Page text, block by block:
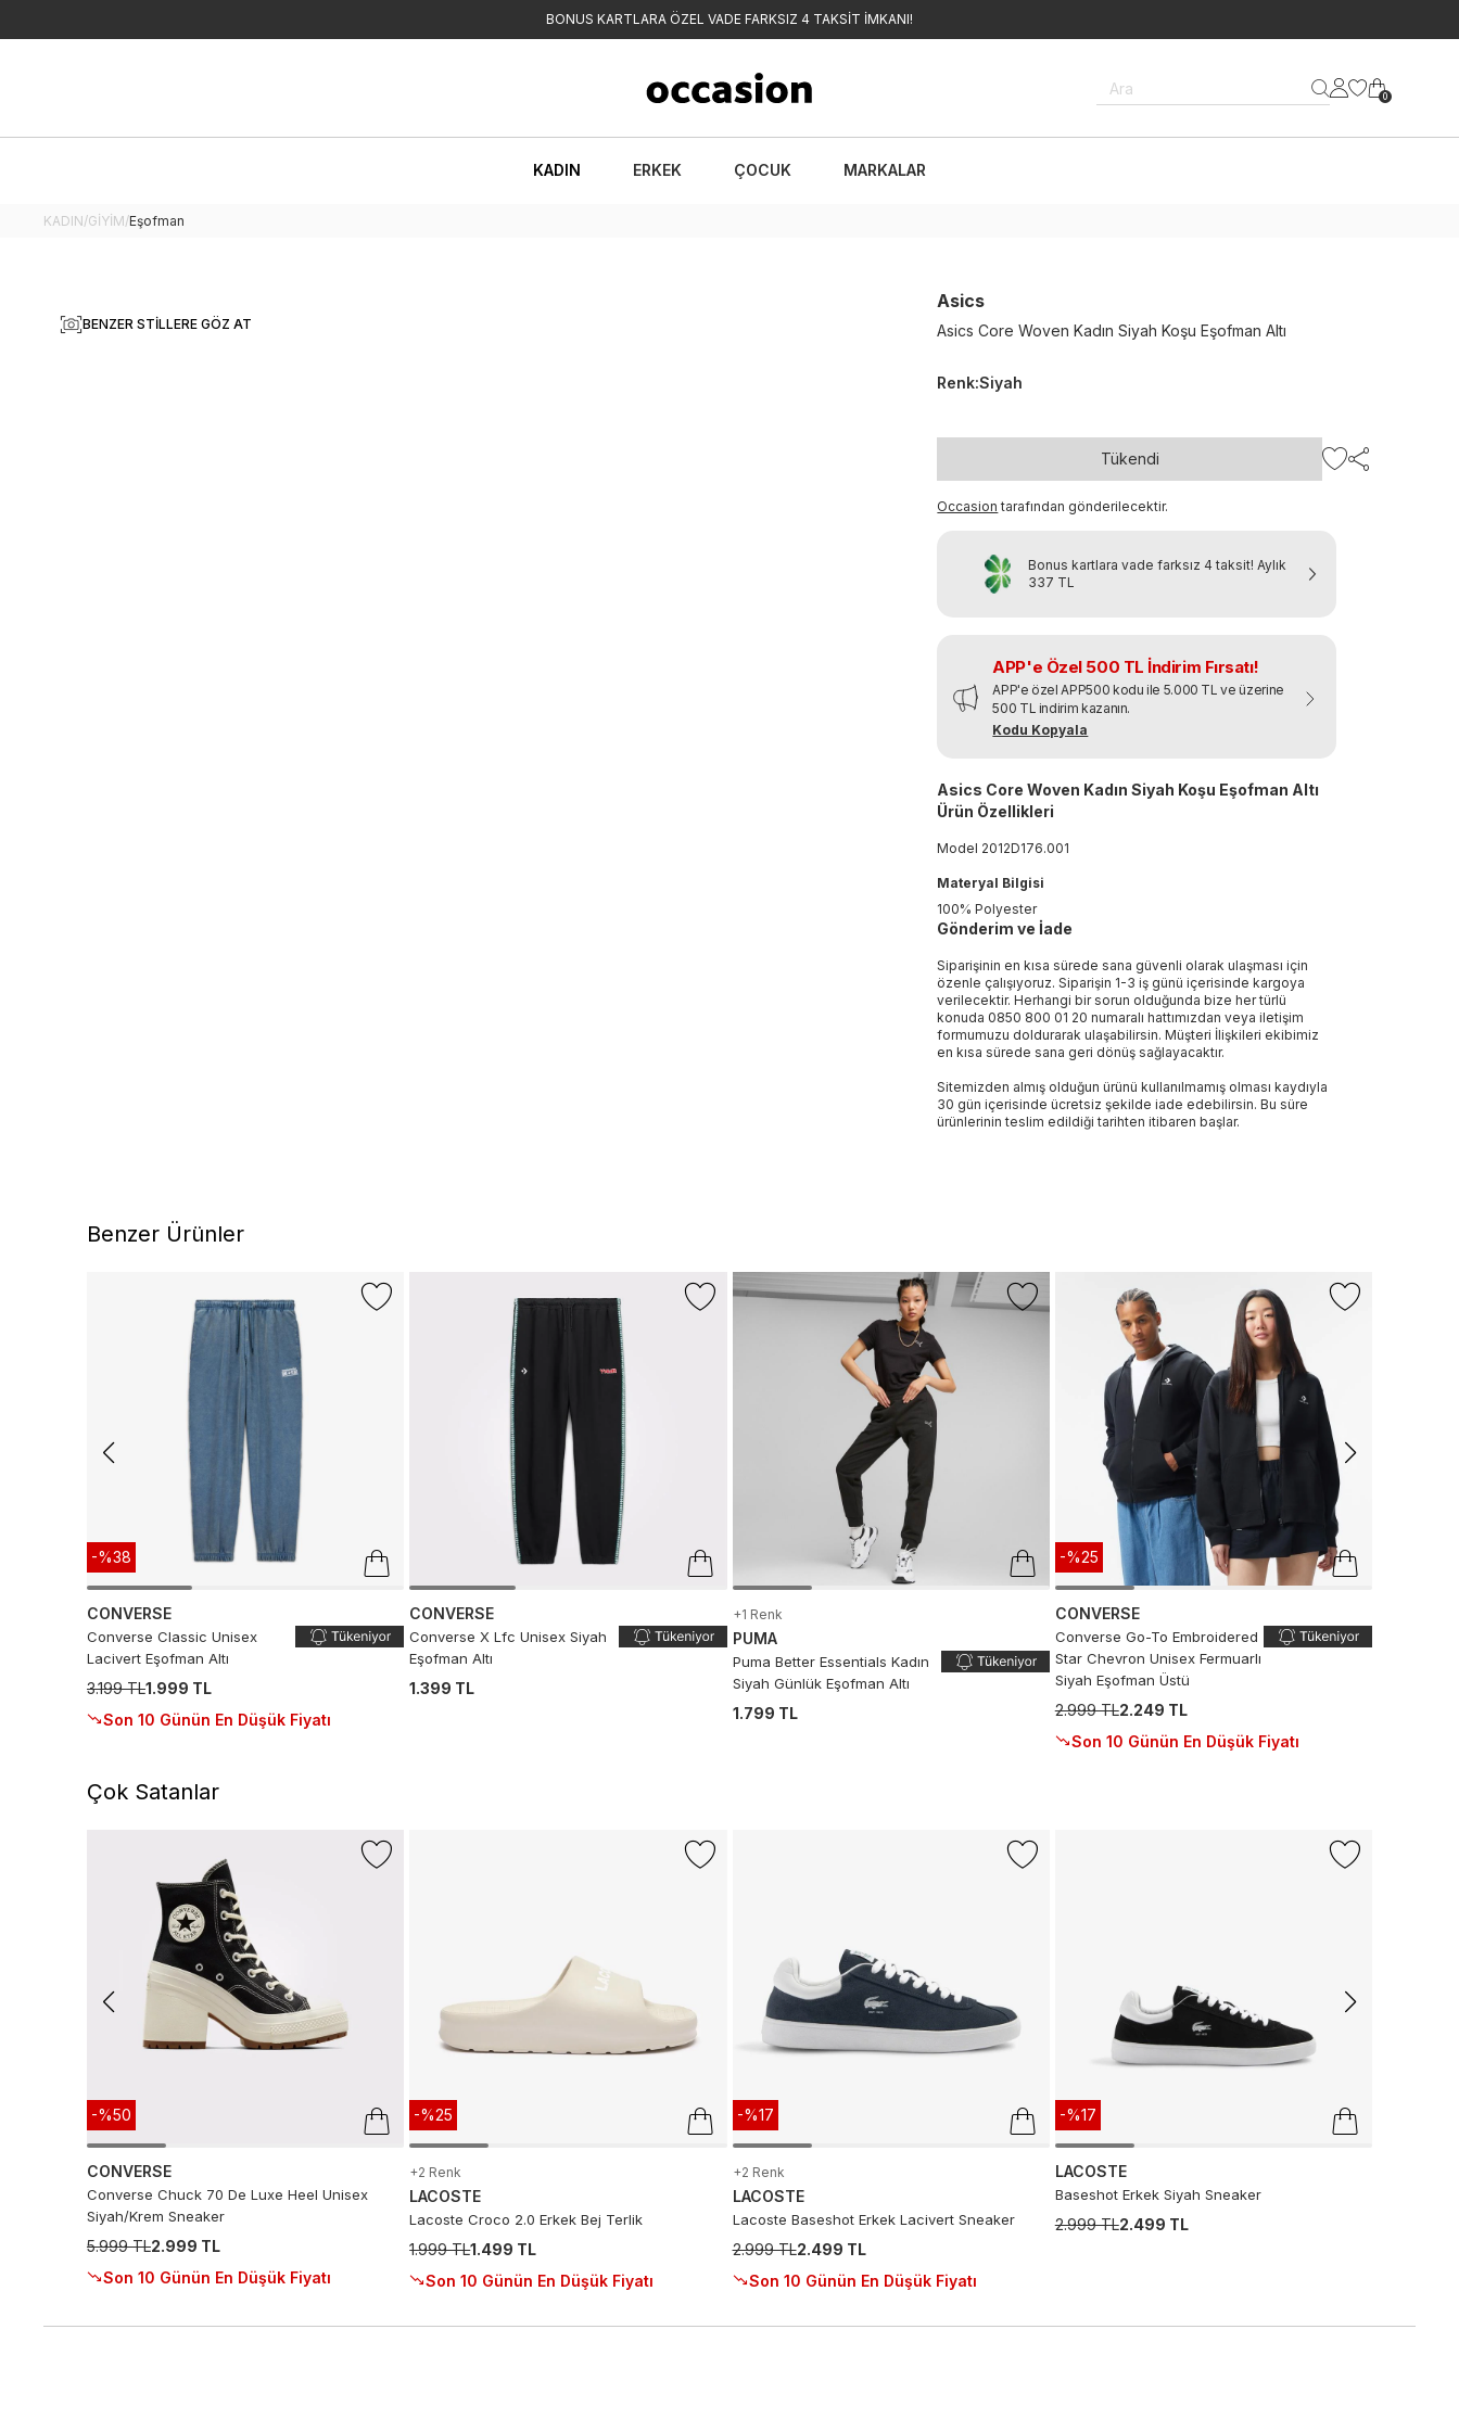
BONUS KARTLARA ÖZEL VADE FARKSIZ 4 TAKSİT İMKANI!
Ara 0
KADIN ERKEK ÇOCUK MARKALAR
KADIN/GİYİM/Eşofman
BENZER STILLERE GÖZ AT
Asics
Asics Core Woven Kadın Siyah Koşu Eşofman Altı
Renk:Siyah
Tükendi
Occasion tarafından gönderilecektir.
Bonus kartlara vade farksız 4 taksit! Aylık
337 TL
APP'e Özel 500 TL İndirim Fırsatı!
APP'e özel APP500 kodu ile 5.000 TL ve üzerine
500 TL indirim kazanın.
Kodu Kopyala
Asics Core Woven Kadın Siyah Koşu Eşofman Altı
Ürün Özellikleri
Model 2012D176.001
Materyal Bilgisi
100% Polyester
Gönderim ve İade
Siparişinin en kısa sürede sana güvenli olarak ulaşması için
özenle çalışıyoruz. Siparişin 1-3 iş günü içerisinde kargoya
verilecektir. Herhangi bir sorun olduğunda bize her türlü
konuda 0850 800 01 20 numaralı hattımızdan veya iletişim
formumuzu doldurarak ulaşabilirsin. Müşteri İlişkileri ekibimiz
en kısa sürede sana geri dönüş sağlayacaktır.
Sitemizden almış olduğun ürünü kullanılmamış olması kaydıyla
30 gün içerisinde ücretsiz şekilde iade edebilirsin. Bu süre
ürünlerinin teslim edildiği tarihten itibaren başlar.
Benzer Ürünler
-%38
CONVERSE
Converse Classic Unisex
Lacivert Eşofman Altı
3.199 TL1.999 TL
Son 10 Günün En Düşük Fiyatı
CONVERSE
Converse X Lfc Unisex Siyah
Eşofman Altı
1.399 TL
+1 Renk
PUMA
Puma Better Essentials Kadın
Siyah Günlük Eşofman Altı
1.799 TL
-%25
CONVERSE
Converse Go-To Embroidered
Star Chevron Unisex Fermuarlı
Siyah Eşofman Üstü
2.999 TL2.249 TL
Son 10 Günün En Düşük Fiyatı
Çok Satanlar
-%50
CONVERSE
Converse Chuck 70 De Luxe Heel Unisex
Siyah/Krem Sneaker
5.999 TL2.999 TL
Son 10 Günün En Düşük Fiyatı
-%25
+2 Renk
LACOSTE
Lacoste Croco 2.0 Erkek Bej Terlik
1.999 TL1.499 TL
Son 10 Günün En Düşük Fiyatı
-%17
+2 Renk
LACOSTE
Lacoste Baseshot Erkek Lacivert Sneaker
2.999 TL2.499 TL
Son 10 Günün En Düşük Fiyatı
-%17
LACOSTE
Baseshot Erkek Siyah Sneaker
2.999 TL2.499 TL